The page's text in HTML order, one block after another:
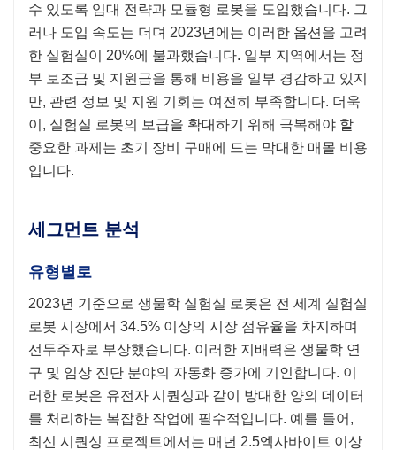
수 있도록 임대 전략과 모듈형 로봇을 도입했습니다. 그
러나 도입 속도는 더뎌 2023년에는 이러한 옵션을 고려
한 실험실이 20%에 불과했습니다. 일부 지역에서는 정
부 보조금 및 지원금을 통해 비용을 일부 경감하고 있지
만, 관련 정보 및 지원 기회는 여전히 부족합니다. 더욱
이, 실험실 로봇의 보급을 확대하기 위해 극복해야 할
중요한 과제는 초기 장비 구매에 드는 막대한 매몰 비용
입니다.
세그먼트 분석
유형별로
2023년 기준으로 생물학 실험실 로봇은 전 세계 실험실
로봇 시장에서 34.5% 이상의 시장 점유율을 차지하며
선두주자로 부상했습니다. 이러한 지배력은 생물학 연
구 및 임상 진단 분야의 자동화 증가에 기인합니다. 이
러한 로봇은 유전자 시퀀싱과 같이 방대한 양의 데이터
를 처리하는 복잡한 작업에 필수적입니다. 예를 들어,
최신 시퀀싱 프로젝트에서는 매년 2.5엑사바이트 이상